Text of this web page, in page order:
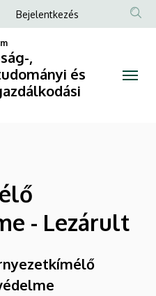
Anonim
fiók
menüje
Bejelentkezés
,
és
- Lezárult